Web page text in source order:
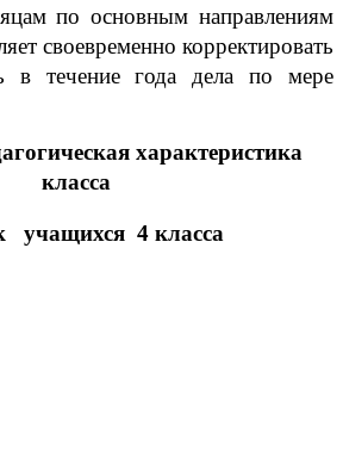
по основным направлениям
своевременно корректировать
в течение года дела по мере
характеристика
класса
учащихся 4 класса